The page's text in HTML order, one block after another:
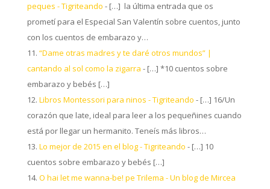
peques - Tigriteando - […] la última entrada que os
prometí para el Especial San Valentín sobre cuentos, junto
con los cuentos de embarazo y…
“Dame otras madres y te daré otros mundos” |
cantando al sol como la zigarra - […] *10 cuentos sobre
embarazo y bebés […]
Libros Montessori para ninos - Tigriteando - […] 16/Un
corazón que late, ideal para leer a los pequeñines cuando
está por llegar un hermanito. Teneís más libros…
Lo mejor de 2015 en el blog - Tigriteando - […] 10
cuentos sobre embarazo y bebés […]
O hai let me wanna-be! pe Trilema - Un blog de Mircea